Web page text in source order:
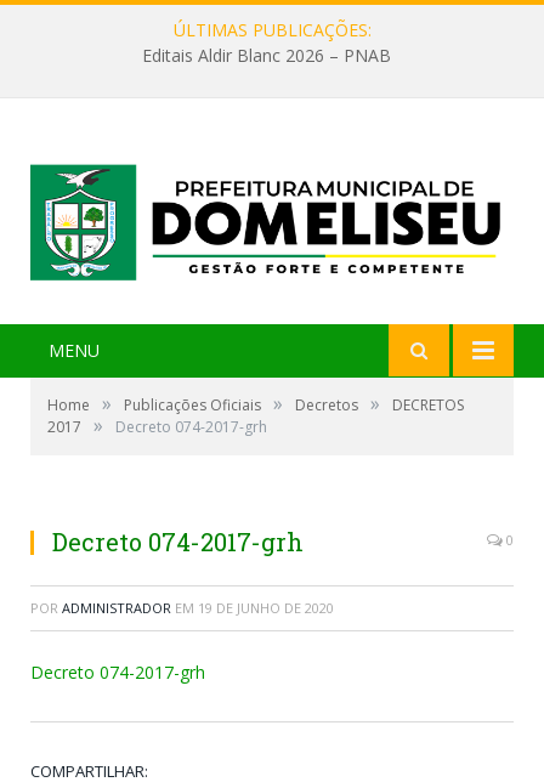
ÚLTIMAS PUBLICAÇÕES:
Editais Aldir Blanc 2026 – PNAB
MENU
Home » Publicações Oficiais » Decretos »
DECRETOS
2017
» Decreto 074-2017-grh
Decreto 074-2017-grh 0
POR ADMINISTRADOR EM 19 DE JUNHO DE 2020
Decreto 074-2017-grh
COMPARTILHAR: